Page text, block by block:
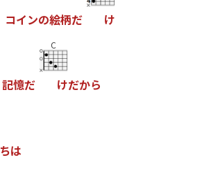
コインの絵柄だ け
記憶だ
C
けだから
ちは